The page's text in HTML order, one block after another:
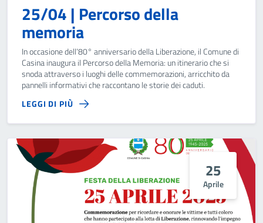
25/04 | Percorso della
memoria
In occasione dell’80° anniversario della Liberazione, il Comune di
Casina inaugura il Percorso della Memoria: un itinerario che si
snoda attraverso i luoghi delle commemorazioni, arricchito da
pannelli informativi che raccontano le storie dei caduti.
LEGGI DI PIÙ
25
Aprile